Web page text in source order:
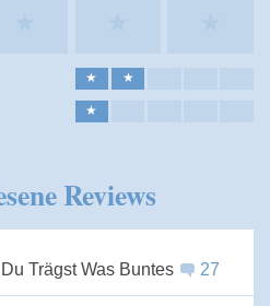
★ ★
★
Reviews
Trägst Was Buntes
27